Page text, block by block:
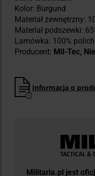
Kolor: Burgund
Materiał zewnętrzny:
Materiał podszewki:
Lamówka: 100%
Producent: Mil-Tec,
Informacja o
Militaria.pl jest